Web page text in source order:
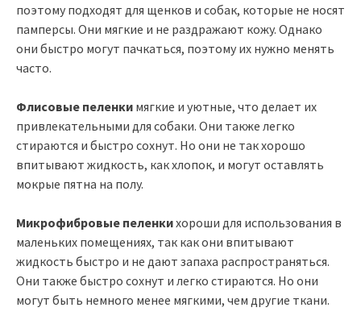
поэтому подходят для щенков и собак, которые не носят
памперсы. Они мягкие и не раздражают кожу. Однако
они быстро могут пачкаться, поэтому их нужно менять
часто.
Флисовые пеленки мягкие и уютные, что делает их
привлекательными для собаки. Они также легко
стираются и быстро сохнут. Но они не так хорошо
впитывают жидкость, как хлопок, и могут оставлять
мокрые пятна на полу.
Микрофибровые пеленкихороши для использования в
маленьких помещениях, так как они впитывают
жидкость быстро и не дают запаха распространяться.
Они также быстро сохнут и легко стираются. Но они
могут быть немного менее мягкими, чем другие ткани.